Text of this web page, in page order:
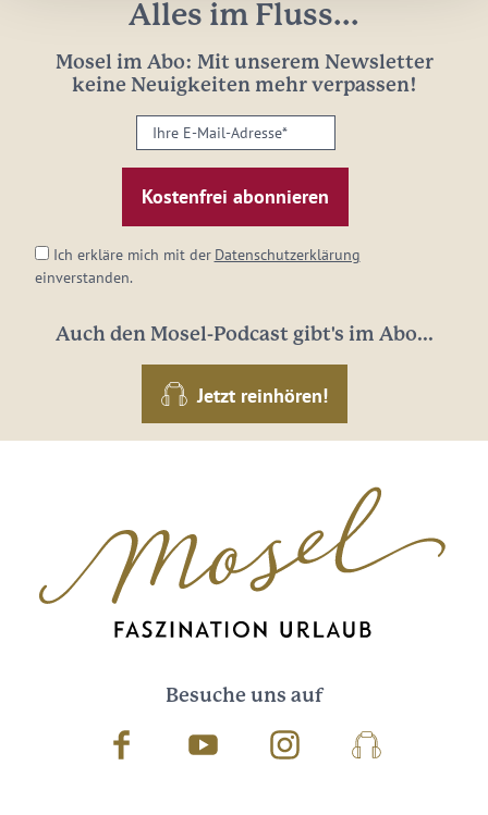
Alles im Fluss...
Mosel im Abo: Mit unserem Newsletter
keine Neuigkeiten mehr verpassen!
Ihre
E-
Mail-
Adresse:
Ich erkläre mich mit der Datenschutzerklärung
einverstanden.
Auch den Mosel-Podcast gibt's im Abo...
Jetzt reinhören!
Besuche uns auf
Facebook Youtube InstagramPodcast